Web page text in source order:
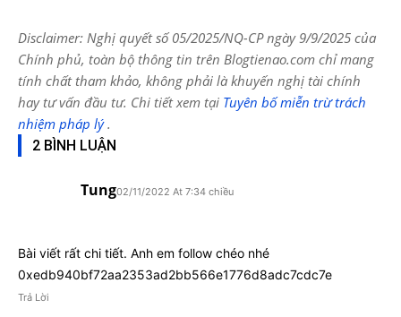
Disclaimer: Nghị quyết số 05/2025/NQ-CP ngày 9/9/2025 của
Chính phủ, toàn bộ thông tin trên Blogtienao.com chỉ mang
tính chất tham khảo, không phải là khuyến nghị tài chính
hay tư vấn đầu tư. Chi tiết xem tại Tuyên bố miễn trừ trách
nhiệm pháp lý.
2 BÌNH LUẬN
Tung02/11/2022 At 7:34 chiều
Bài viết rất chi tiết. Anh em follow chéo nhé
0xedb940bf72aa2353ad2bb566e1776d8adc7cdc7e
Trả Lời